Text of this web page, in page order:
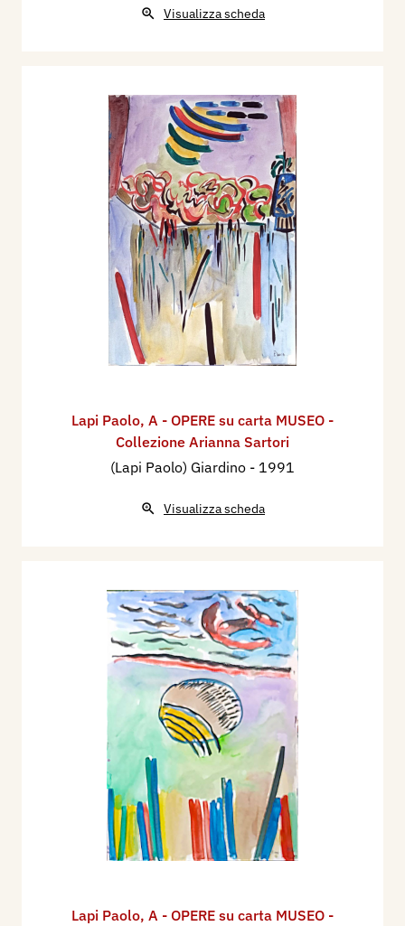
Visualizza scheda
Lapi Paolo, A - OPERE su carta MUSEO -
Collezione Arianna Sartori
(Lapi Paolo) Giardino - 1991
Visualizza scheda
Lapi Paolo, A - OPERE su carta MUSEO -